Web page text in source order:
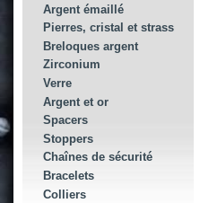
Argent émaillé
Pierres, cristal et strass
Breloques argent
Zirconium
Verre
Argent et or
Spacers
Stoppers
Chaînes de sécurité
Bracelets
Colliers